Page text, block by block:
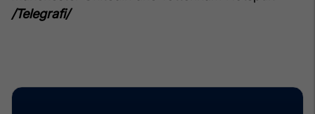
/Telegrafi/